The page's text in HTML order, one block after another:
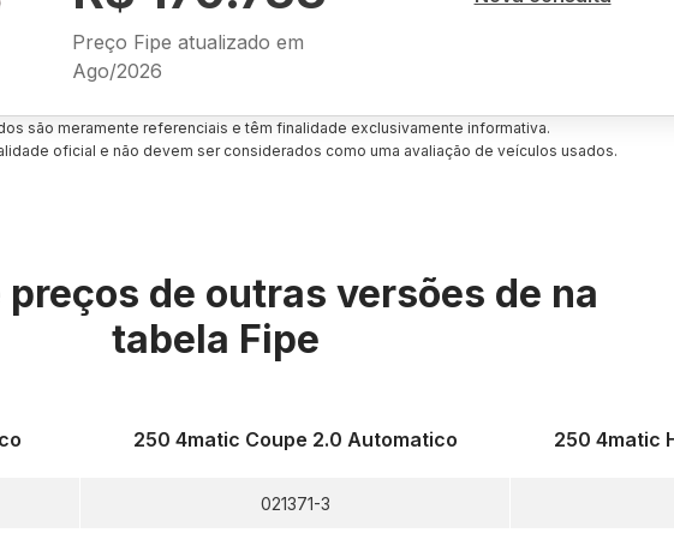
Preço Fipe atualizado em
Ago/2026
são meramente referenciais e têm finalidade exclusivamente informativa.
oficial e não devem ser considerados como uma avaliação de veículos usados.
preços de outras versões de na
tabela Fipe
250 4matic Coupe 2.0 Automatico
021371-3
250 4matic